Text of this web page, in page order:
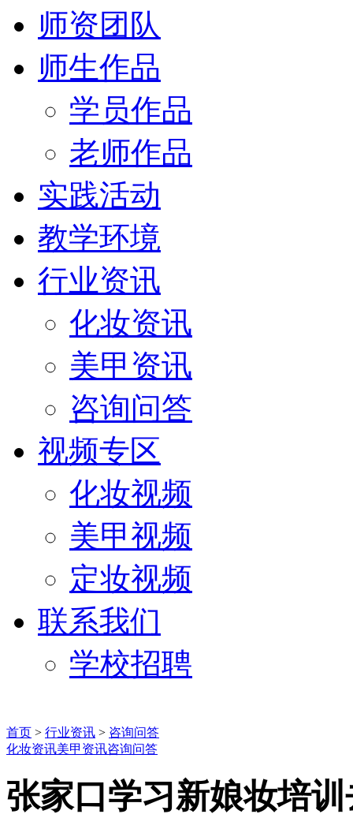
师资团队
师生作品
学员作品
老师作品
实践活动
教学环境
行业资讯
化妆资讯
美甲资讯
咨询问答
视频专区
化妆视频
美甲视频
定妆视频
联系我们
学校招聘
首页 > 行业资讯 > 咨询问答
化妆资讯美甲资讯咨询问答
张家口学习新娘妆培